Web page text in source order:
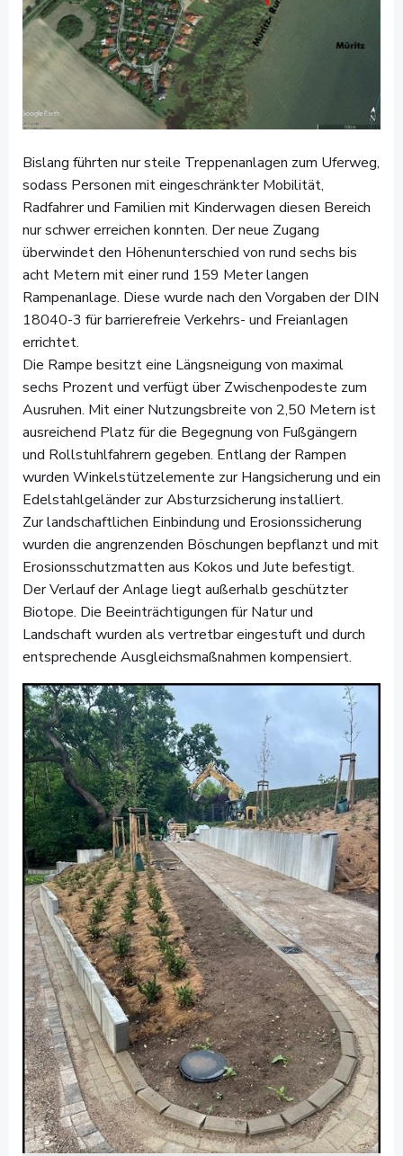
Bislang führten nur steile Treppenanlagen zum Uferweg,
sodass Personen mit eingeschränkter Mobilität,
Radfahrer und Familien mit Kinderwagen diesen Bereich
nur schwer erreichen konnten. Der neue Zugang
überwindet den Höhenunterschied von rund sechs bis
acht Metern mit einer rund 159 Meter langen
Rampenanlage. Diese wurde nach den Vorgaben der DIN
18040-3 für barrierefreie Verkehrs- und Freianlagen
errichtet.
Die Rampe besitzt eine Längsneigung von maximal
sechs Prozent und verfügt über Zwischenpodeste zum
Ausruhen. Mit einer Nutzungsbreite von 2,50 Metern ist
ausreichend Platz für die Begegnung von Fußgängern
und Rollstuhlfahrern gegeben. Entlang der Rampen
wurden Winkelstützelemente zur Hangsicherung und ein
Edelstahlgeländer zur Absturzsicherung installiert.
Zur landschaftlichen Einbindung und Erosionssicherung
wurden die angrenzenden Böschungen bepflanzt und mit
Erosionsschutzmatten aus Kokos und Jute befestigt.
Der Verlauf der Anlage liegt außerhalb geschützter
Biotope. Die Beeinträchtigungen für Natur und
Landschaft wurden als vertretbar eingestuft und durch
entsprechende Ausgleichsmaßnahmen kompensiert.